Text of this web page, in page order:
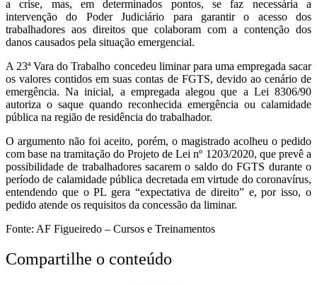
a crise, mas, em determinados pontos, se faz necessária a
intervenção do Poder Judiciário para garantir o acesso dos
trabalhadores aos direitos que colaboram com a contenção dos
danos causados pela situação emergencial.
A 23ª Vara do Trabalho concedeu liminar para uma empregada sacar
os valores contidos em suas contas de FGTS, devido ao cenário de
emergência. Na inicial, a empregada alegou que a Lei 8306/90
autoriza o saque quando reconhecida emergência ou calamidade
pública na região de residência do trabalhador.
O argumento não foi aceito, porém, o magistrado acolheu o pedido
com base na tramitação do Projeto de Lei nº 1203/2020, que prevê a
possibilidade de trabalhadores sacarem o saldo do FGTS durante o
período de calamidade pública decretada em virtude do coronavírus,
entendendo que o PL gera “expectativa de direito” e, por isso, o
pedido atende os requisitos da concessão da liminar.
Fonte: AF Figueiredo – Cursos e Treinamentos
Compartilhe o conteúdo